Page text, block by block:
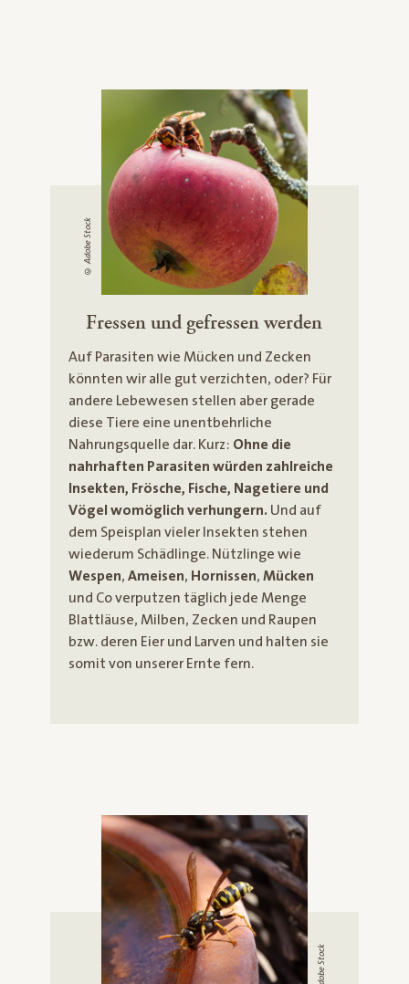
© Adobe Stock
Fressen und gefressen werden
Auf Parasiten wie Mücken und Zecken
könnten wir alle gut verzichten, oder? Für
andere Lebewesen stellen aber gerade
diese Tiere eine unentbehrliche
Nahrungsquelle dar. Kurz: Ohne die
nahrhaften Parasiten würden zahlreiche
Insekten, Frösche, Fische, Nagetiere und
Vögel womöglich verhungern. Und auf
dem Speisplan vieler Insekten stehen
wiederum Schädlinge. Nützlinge wie
Wespen, Ameisen, Hornissen, Mücken
und Co verputzen täglich jede Menge
Blattläuse, Milben, Zecken und Raupen
bzw. deren Eier und Larven und halten sie
somit von unserer Ernte fern.